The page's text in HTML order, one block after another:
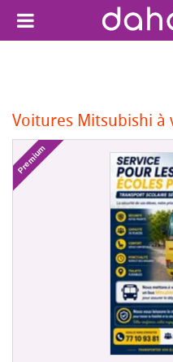
Voitures Mitsubishi à
Premium